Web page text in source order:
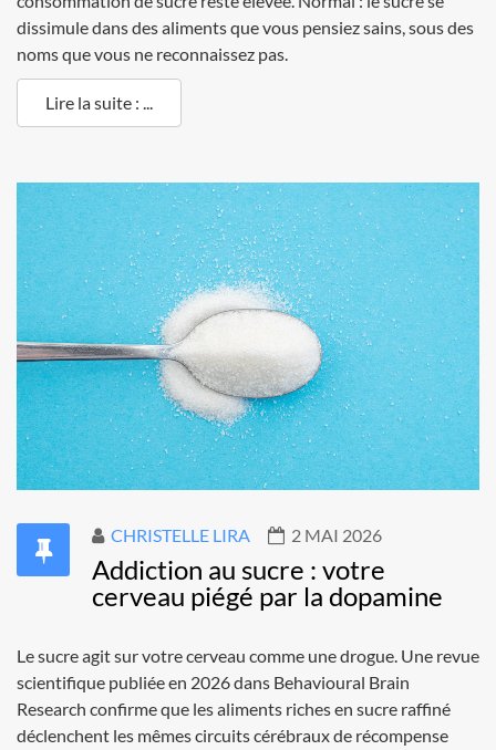
dissimule dans des aliments que vous pensiez sains, sous des
noms que vous ne reconnaissez pas.
Lire la suite : ...
CHRISTELLE LIRA 2 MAI 2026
Addiction au sucre : votre
cerveau piégé par la dopamine
Le sucre agit sur votre cerveau comme une drogue. Une revue
scientifique publiée en 2026 dans Behavioural Brain
Research confirme que les aliments riches en sucre raffiné
déclenchent les mêmes circuits cérébraux de récompense